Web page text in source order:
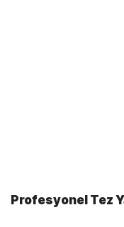
Profesyonel Tez